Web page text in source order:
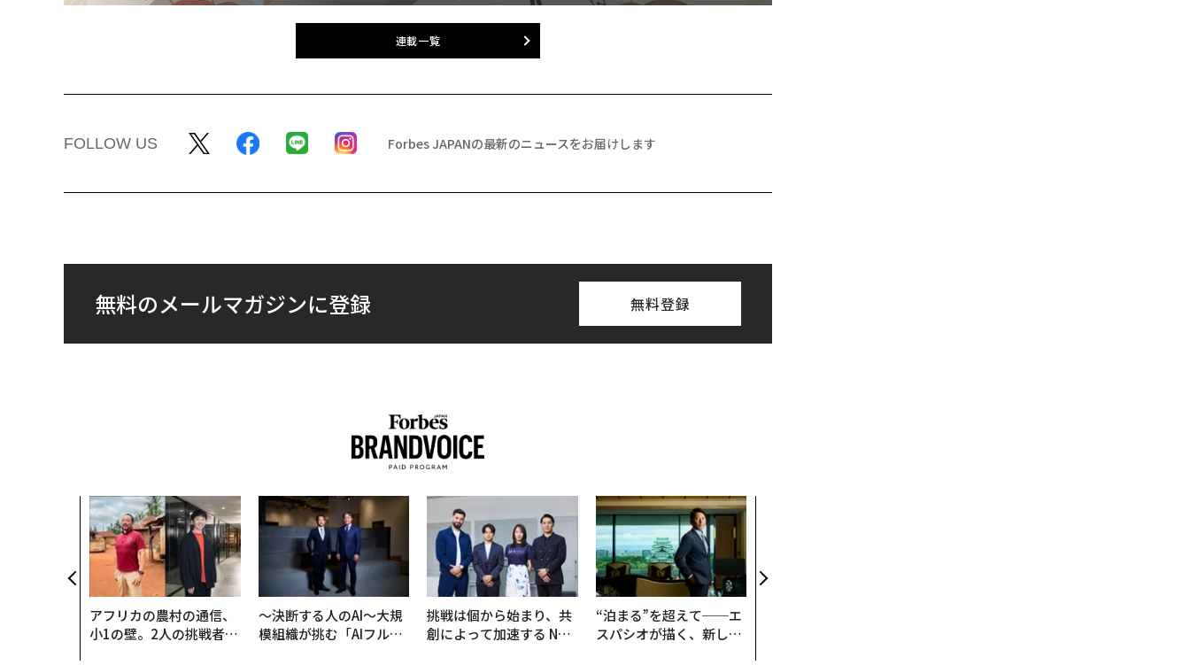
連載一覧
FOLLOW US Forbes JAPANの最新のニュースをお届けします
無料のメールマガジンに登録 無料登録
アフリカの農村の通信、
小1の壁。2人の挑戦者が
〜決断する人のAI〜大規
模組織が挑む「AIフル実
挑戦は個から始まり、共
創によって加速する NOR
“泊まる”を超えて──エ
スパシオが描く、新しい
る、AIを超える人の価値